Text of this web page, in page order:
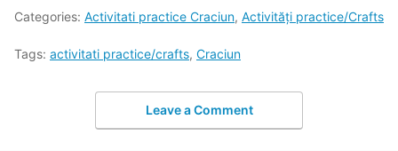
Categories: Activitati practice Craciun, Activități practice/Crafts
Tags: activitati practice/crafts, Craciun
Leave a Comment